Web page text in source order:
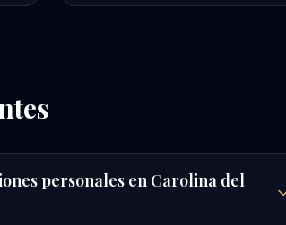
personales en Carolina del